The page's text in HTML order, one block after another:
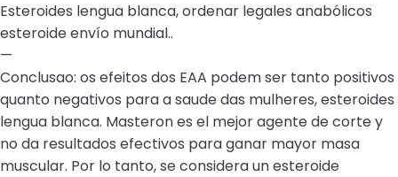
Esteroides lengua blanca, ordenar legales anabólicos
esteroide envío mundial..
—
Conclusao: os efeitos dos EAA podem ser tanto positivos
quanto negativos para a saude das mulheres, esteroides
lengua blanca. Masteron es el mejor agente de corte y
no da resultados efectivos para ganar mayor masa
muscular. Por lo tanto, se considera un esteroide